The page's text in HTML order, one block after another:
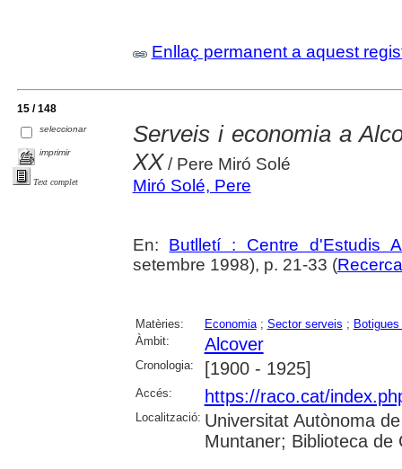
Enllaç permanent a aquest
15 / 148
seleccionar
imprimir
Text complet
Serveis i economia a
XX / Pere Miró Solé
Miró Solé, Pere
En: Butlletí : Centre d'Estudis
setembre 1998), p. 21-33 (Recerca
Matèries: Economia; Sector serveis ;
Àmbit:
Alcover
Cronologia: [1900 - 1925]
Accés: https://raco.cat/
Localització: Universitat Autònoma
Muntaner; Biblioteca de